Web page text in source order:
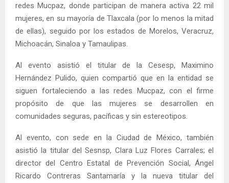
redes Mucpaz, donde participan de manera activa 22 mil
mujeres, en su mayoría de Tlaxcala (por lo menos la mitad
de ellas), seguido por los estados de Morelos, Veracruz,
Michoacán, Sinaloa y Tamaulipas.
Al evento asistió el titular de la Cesesp, Maximino
Hernández Pulido, quien compartió que en la entidad se
siguen fortaleciendo a las redes Mucpaz, con el firme
propósito de que las mujeres se desarrollen en
comunidades seguras, pacíficas y sin estereotipos.
Al evento, con sede en la Ciudad de México, también
asistió la titular del Sesnsp, Clara Luz Flores Carrales; el
director del Centro Estatal de Prevención Social, Ángel
Ricardo Contreras Santamaría y la nueva titular del